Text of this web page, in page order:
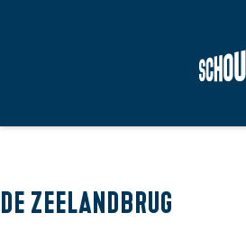
De Zeelandbrug